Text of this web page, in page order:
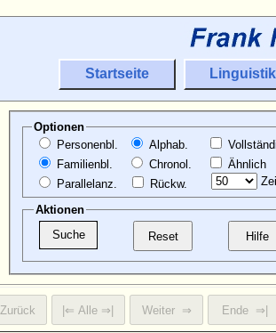
Startseite Linguistik
Optionen
Personenbl.
Familienbl.
Parallelanz.
Alphab.
Chronol.
Rückw.
Ähnlich
Aktionen